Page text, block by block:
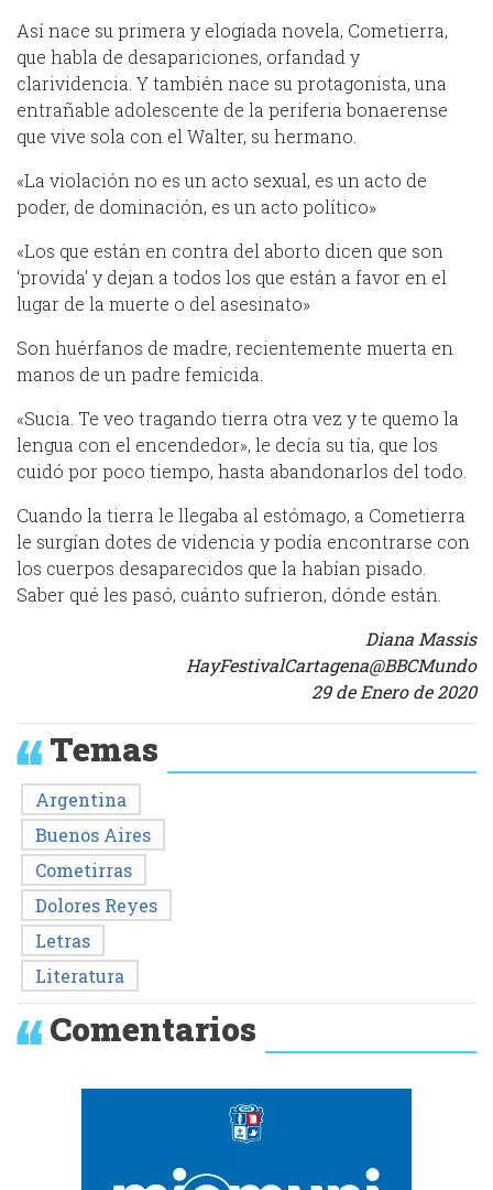
Así nace su primera y elogiada novela, Cometierra,
que habla de desapariciones, orfandad y
clarividencia. Y también nace su protagonista, una
entrañable adolescente de la periferia bonaerense
que vive sola con el Walter, su hermano.
«La violación no es un acto sexual, es un acto de
poder, de dominación, es un acto político»
«Los que están en contra del aborto dicen que son
‘provida’ y dejan a todos los que están a favor en el
lugar de la muerte o del asesinato»
Son huérfanos de madre, recientemente muerta en
manos de un padre femicida.
«Sucia. Te veo tragando tierra otra vez y te quemo la
lengua con el encendedor», le decía su tía, que los
cuidó por poco tiempo, hasta abandonarlos del todo.
Cuando la tierra le llegaba al estómago, a Cometierra
le surgían dotes de videncia y podía encontrarse con
los cuerpos desaparecidos que la habían pisado.
Saber qué les pasó, cuánto sufrieron, dónde están.
Diana Massis
HayFestivalCartagena@BBCMundo
29 de Enero de 2020
Temas
Argentina
Buenos Aires
Cometirras
Dolores Reyes
Letras
Literatura
Comentarios